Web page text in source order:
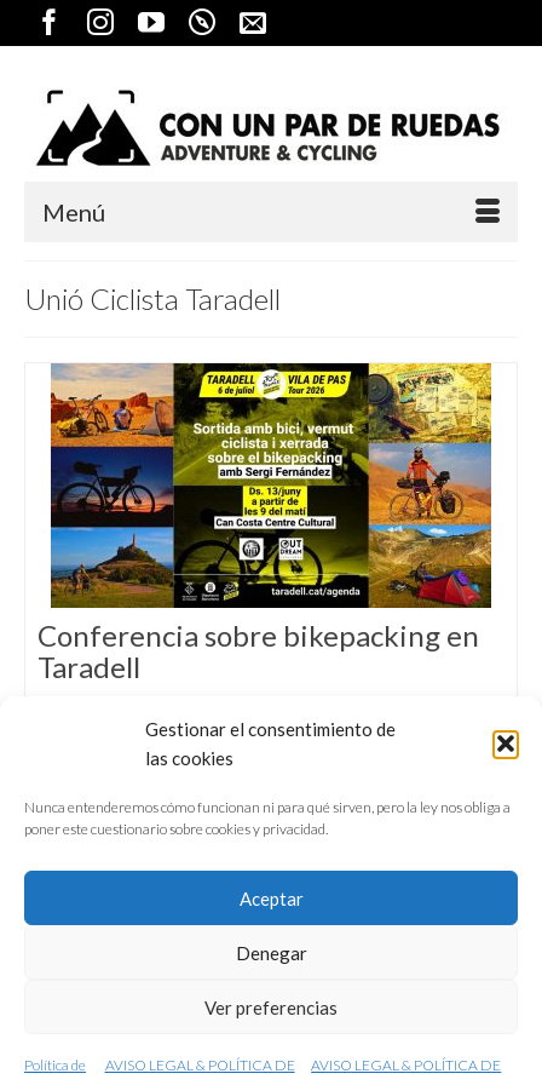
Gestionar el consentimiento de
las cookies
Nunca entenderemos cómo funcionan ni para qué sirven, pero la ley nos obliga a
poner este cuestionario sobre cookies y privacidad.
Aceptar
Denegar
Ver preferencias
Política de AVISO LEGAL & POLÍTICA DE AVISO LEGAL & POLÍTICA DE
Menú
Unió Ciclista Taradell
Conferencia sobre bikepacking en
Taradell
Taradell (Osona) hablando sobre cómo
preparar una travesía en bicicleta de varios
CONFERENCIAS
VÍDEOS & REPORTAJES TV
NUESTROS LIBROS